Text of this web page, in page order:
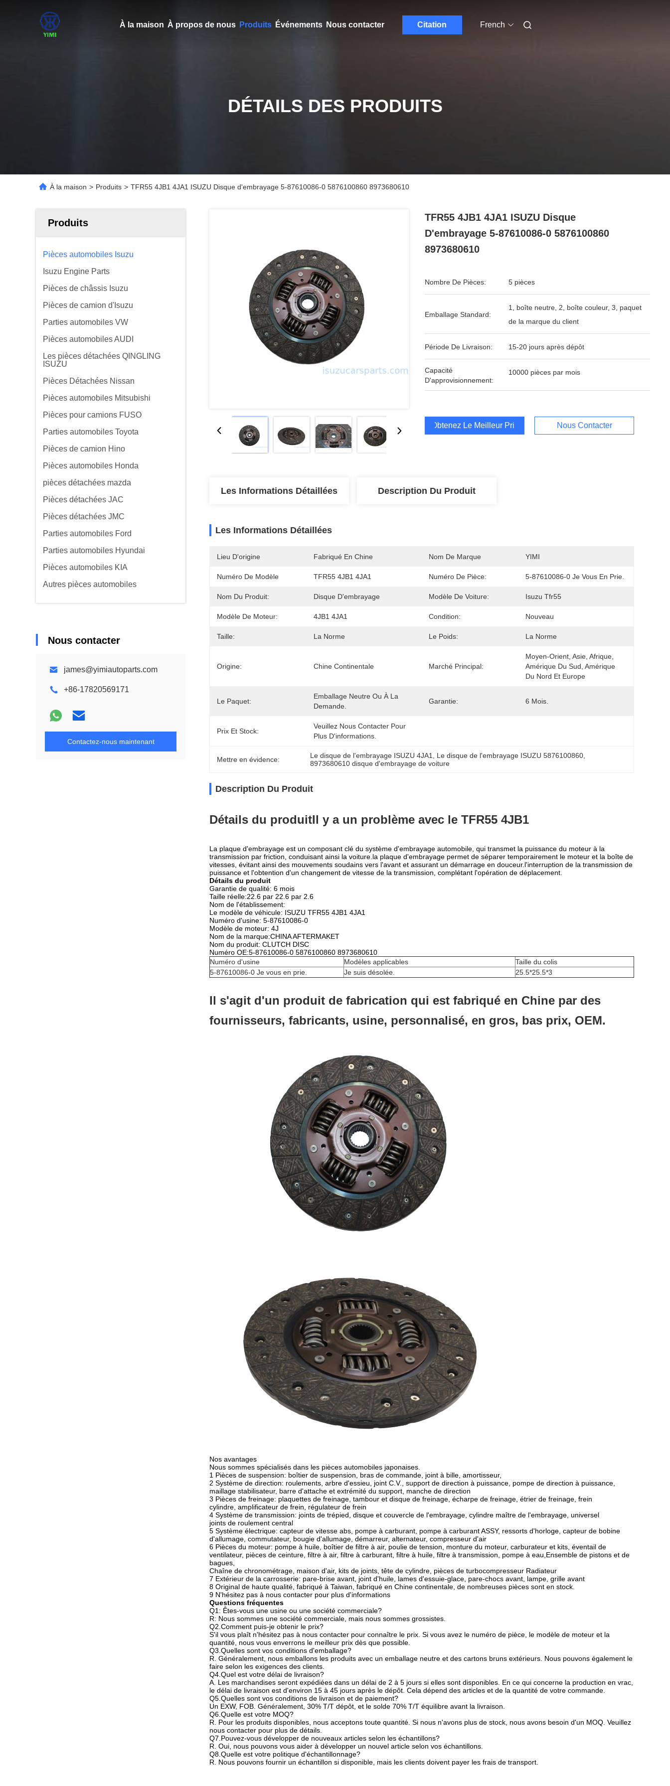
À la maison À propos de nous Produits Événements Nous contacter Citation French
DÉTAILS DES PRODUITS
À la maison > Produits > TFR55 4JB1 4JA1 ISUZU Disque d'embrayage 5-87610086-0 5876100860 8973680610
Produits
Pièces automobiles Isuzu
Isuzu Engine Parts
Pièces de châssis Isuzu
Pièces de camion d'Isuzu
Parties automobiles VW
Pièces automobiles AUDI
Les pièces détachées QINGLING
ISUZU
Pièces Détachées Nissan
Pièces automobiles Mitsubishi
Pièces pour camions FUSO
Parties automobiles Toyota
Pièces de camion Hino
Pièces automobiles Honda
pièces détachées mazda
Pièces détachées JAC
Pièces détachées JMC
Parties automobiles Ford
Parties automobiles Hyundai
Pièces automobiles KIA
Autres pièces automobiles
Nous contacter
james@yimiautoparts.com
+86-17820569171
Contactez-nous maintenant
TFR55 4JB1 4JA1 ISUZU Disque
D'embrayage 5-87610086-0 5876100860
8973680610
Nombre De Pièces: 5 pièces
Emballage Standard:
1, boîte neutre, 2, boîte couleur, 3, paquet
de la marque du client
Période De Livraison: 15-20 jours après dépôt
Capacité
D'approvisionnement:
10000 pièces par mois
Obtenez Le Meilleur Prix Nous Contacter
Les Informations Détaillées Description Du Produit
Les Informations Détaillées
Lieu D'origine Fabriqué En Chine Nom De Marque YIMI
Numéro De Modèle TFR55 4JB1 4JA1 Numéro De Pièce: 5-87610086-0 Je Vous En Prie.
Nom Du Produit: Disque D'embrayage Modèle De Voiture: Isuzu Tfr55
Modèle De Moteur: 4JB1 4JA1 Condition: Nouveau
Taille: La Norme Le Poids: La Norme
Origine: Chine Continentale Marché Principal:
Moyen-Orient, Asie, Afrique,
Amérique Du Sud, Amérique
Du Nord Et Europe
Le Paquet:
Emballage Neutre Ou À La
Demande.
Garantie: 6 Mois.
Prix Et Stock:
Veuillez Nous Contacter Pour
Plus D'informations.
Mettre en évidence: Le disque de l'embrayage ISUZU 4JA1 Le disque de l'embrayage ISUZU 5876100860
8973680610 disque d'embrayage de voiture
Description Du Produit
Détails du produitIl y a un problème avec le TFR55 4JB1
La plaque d'embrayage est un composant clé du système d'embrayage automobile, qui transmet la puissance du moteur à la
transmission par friction, conduisant ainsi la voiture.la plaque d'embrayage permet de séparer temporairement le moteur et la boîte de
vitesses, évitant ainsi des mouvements soudains vers l'avant et assurant un démarrage en douceur.l'interruption de la transmission de
puissance et l'obtention d'un changement de vitesse de la transmission, complétant l'opération de déplacement.
Détails du produit
Garantie de qualité: 6 mois
Taille réelle:22.6 par 22.6 par 2.6
Nom de l'établissement:
Le modèle de véhicule: ISUZU TFR55 4JB1 4JA1
Numéro d'usine: 5-87610086-0
Modèle de moteur: 4J
Nom de la marque:CHINA AFTERMAKET
Nom du produit: CLUTCH DISC
Numéro OE:5-87610086-0 5876100860 8973680610
Numéro d'usine
Modèles applicables
Taille du colis
5-87610086-0 Je vous en prie.
Je suis désolée. 25.5*25.5*3
Il s'agit d'un produit de fabrication qui est fabriqué en Chine par des
fournisseurs, fabricants, usine, personnalisé, en gros, bas prix, OEM.
Nos avantages
Nous sommes spécialisés dans les pièces automobiles japonaises.
1 Pièces de suspension: boîtier de suspension, bras de commande, joint à bille, amortisseur,
2 Système de direction: roulements, arbre d'essieu, joint C.V., support de direction à puissance, pompe de direction à puissance,
maillage stabilisateur, barre d'attache et extrémité du support, manche de direction
3 Pièces de freinage: plaquettes de freinage, tambour et disque de freinage, écharpe de freinage, étrier de freinage, frein
cylindre, amplificateur de frein, régulateur de frein
4 Système de transmission: joints de trépied, disque et couvercle de l'embrayage, cylindre maître de l'embrayage, universel
joints de roulement central
5 Système électrique: capteur de vitesse abs, pompe à carburant, pompe à carburant ASSY, ressorts d'horloge, capteur de bobine
d'allumage, commutateur, bougie d'allumage, démarreur, alternateur, compresseur d'air
6 Pièces du moteur: pompe à huile, boîtier de filtre à air, poulie de tension, monture du moteur, carburateur et kits, éventail de
ventilateur, pièces de ceinture, filtre à air, filtre à carburant, filtre à huile, filtre à transmission, pompe à eau,Ensemble de pistons et de
bagues,
Chaîne de chronométrage, maison d'air, kits de joints, tête de cylindre, pièces de turbocompresseur Radiateur
7 Extérieur de la carrosserie: pare-brise avant, joint d'huile, lames d'essuie-glace, pare-chocs avant, lampe, grille avant
8 Original de haute qualité, fabriqué à Taiwan, fabriqué en Chine continentale, de nombreuses pièces sont en stock.
9 N'hésitez pas à nous contacter pour plus d'informations
Questions fréquentes
Q1: Êtes-vous une usine ou une société commerciale?
R: Nous sommes une société commerciale, mais nous sommes grossistes.
Q2.Comment puis-je obtenir le prix?
S'il vous plaît n'hésitez pas à nous contacter pour connaître le prix. Si vous avez le numéro de pièce, le modèle de moteur et la
quantité, nous vous enverrons le meilleur prix dès que possible.
Q3.Quelles sont vos conditions d'emballage?
R. Généralement, nous emballons les produits avec un emballage neutre et des cartons bruns extérieurs. Nous pouvons également le
faire selon les exigences des clients.
Q4.Quel est votre délai de livraison?
A. Les marchandises seront expédiées dans un délai de 2 à 5 jours si elles sont disponibles. En ce qui concerne la production en vrac,
le délai de livraison est d'environ 15 à 45 jours après le dépôt. Cela dépend des articles et de la quantité de votre commande.
Q5.Quelles sont vos conditions de livraison et de paiement?
Un EXW, FOB. Généralement, 30% T/T dépôt, et le solde 70% T/T équilibre avant la livraison.
Q6.Quelle est votre MOQ?
R. Pour les produits disponibles, nous acceptons toute quantité. Si nous n'avons plus de stock, nous avons besoin d'un MOQ. Veuillez
nous contacter pour plus de détails.
Q7.Pouvez-vous développer de nouveaux articles selon les échantillons?
R. Oui, nous pouvons vous aider à développer un nouvel article selon vos échantillons.
Q8.Quelle est votre politique d'échantillonnage?
R. Nous pouvons fournir un échantillon si disponible, mais les clients doivent payer les frais de transport.